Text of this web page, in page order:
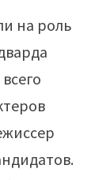
на роль